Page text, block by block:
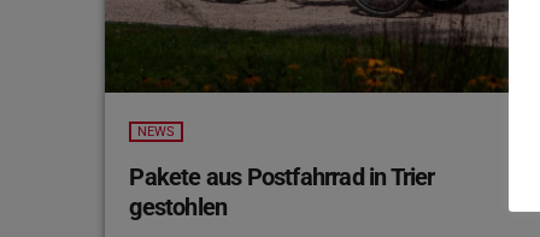
NEWS
Pakete aus Postfahrrad in Trier
gestohlen